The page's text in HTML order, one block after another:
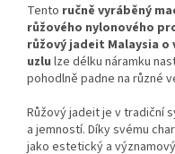
Tento ručně vyráběný
růžového nylonového
růžový jadeit Malaysia o
uzlu lze délku náramku
pohodlně padne na různé
Růžový jadeit je v tradiční
a jemností. Díky svému
jako estetický a